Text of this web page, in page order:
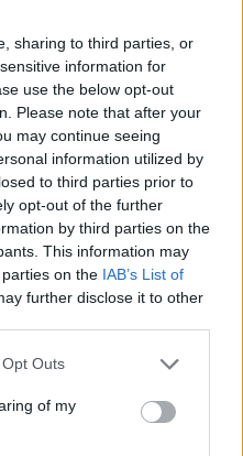
sharing to third parties, or
information for
use the below opt-out
Please note that after your
may continue seeing
information utilized by
to third parties prior to
opt-out of the further
by third parties on the
This information may
on the IAB’s List of
further disclose it to other
Outs
of my
Gaming, ale nieco
w jej szeregach do
składu odeszli Edgar
Wong oraz Anthony
trójka przyjęła ofertę od
było przewidzieć losy
Dopiero teraz głos w
2019: NA qualifier.
Patrol now
See them live in